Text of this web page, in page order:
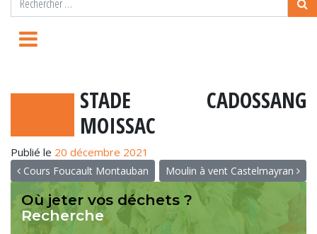
STADE CADOSSANG
MOISSAC
Publié le 20 décembre 2021
NAVIGATION
Cours Foucault Montauban Moulin à vent Castelmayran
Où jeter vos déchets ?
Recherche